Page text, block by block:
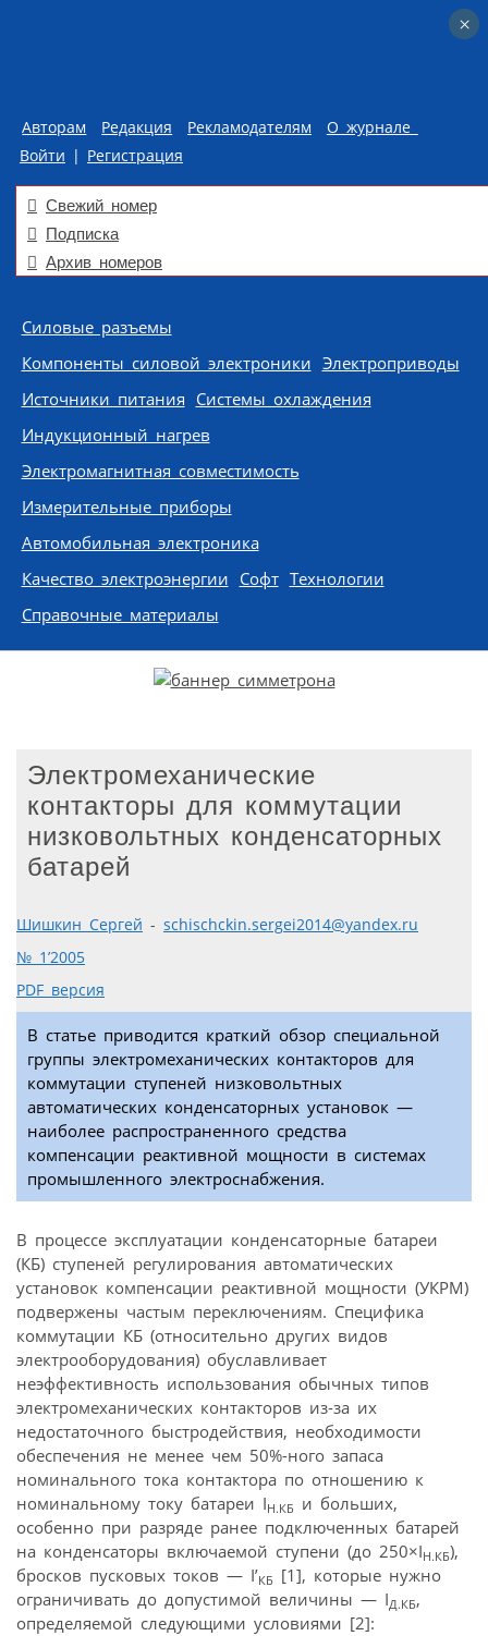
Авторам Редакция Рекламодателям
О журнале
Войти | Регистрация
Свежий номер
Подписка
Архив номеров
Skip to content
Силовые разъемы
Компоненты силовой электроники Электроприводы
Источники питания Системы охлаждения
Индукционный нагрев
Электромагнитная совместимость
Измерительные приборы
Автомобильная электроника
Качество электроэнергии Софт Технологии
Справочные материалы
Электромеханические
контакторы для коммутации
низковольтных конденсаторных
батарей
Шишкин Сергей - schischckin.sergei2014@yandex.ru
№ 1’2005
PDF версия
В статье приводится краткий обзор специальной
группы электромеханических контакторов для
коммутации ступеней низковольтных
автоматических конденсаторных установок —
наиболее распространенного средства
компенсации реактивной мощности в системах
промышленного электроснабжения.
В процессе эксплуатации конденсаторные батареи
(КБ) ступеней регулирования автоматических
установок компенсации реактивной мощности (УКРМ)
подвержены частым переключениям. Специфика
коммутации КБ (относительно других видов
электрооборудования) обуславливает
неэффективность использования обычных типов
электромеханических контакторов из-за их
недостаточного быстродействия, необходимости
обеспечения не менее чем 50%-ного запаса
номинального тока контактора по отношению к
номинальному току батареи IН.КБ и больших,
особенно при разряде ранее подключенных батарей
на конденсаторы включаемой ступени (до 250×IН.КБ),
бросков пусковых токов — I’КБ [1], которые нужно
ограничивать до допустимой величины — IД.КБ,
определяемой следующими условиями [2]:
×
×